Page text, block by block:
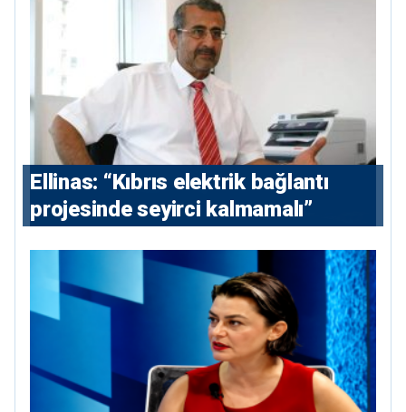
Ellinas: “Kıbrıs elektrik bağlantı
projesinde seyirci kalmamalı”